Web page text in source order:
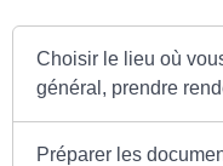
Choisir le lieu où
général, prendre
Préparer les